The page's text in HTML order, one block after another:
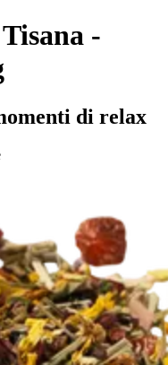
Tisana -
di relax